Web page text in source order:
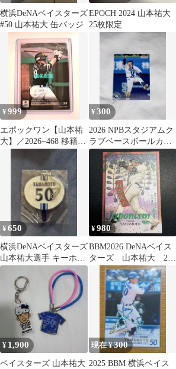
横浜DeNAベイスターズ
#50 山本祐大 缶バッジ
EPOCH 2024 山本祐大
25枚限定
¥999
エポックワン【山本祐
大】／2026−468 移籍後
初安打含むマルチヒッ
¥300
2026 NPBスタジアムク
ラブベースボールカー
ド 山本祐大
¥650
横浜DeNAベイスターズ
山本祐大選手 キーホル
ダー
¥980
BBM2026 DeNAベイス
ターズ 山本祐大 200
シリ
¥ 1,900
ベイスターズ 山本祐大
現在 ¥300
2025 BBM 横浜ベイス